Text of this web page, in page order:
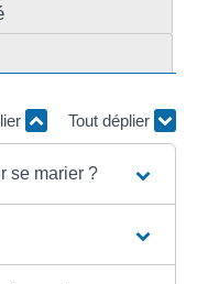
Tout déplier
se marier ?